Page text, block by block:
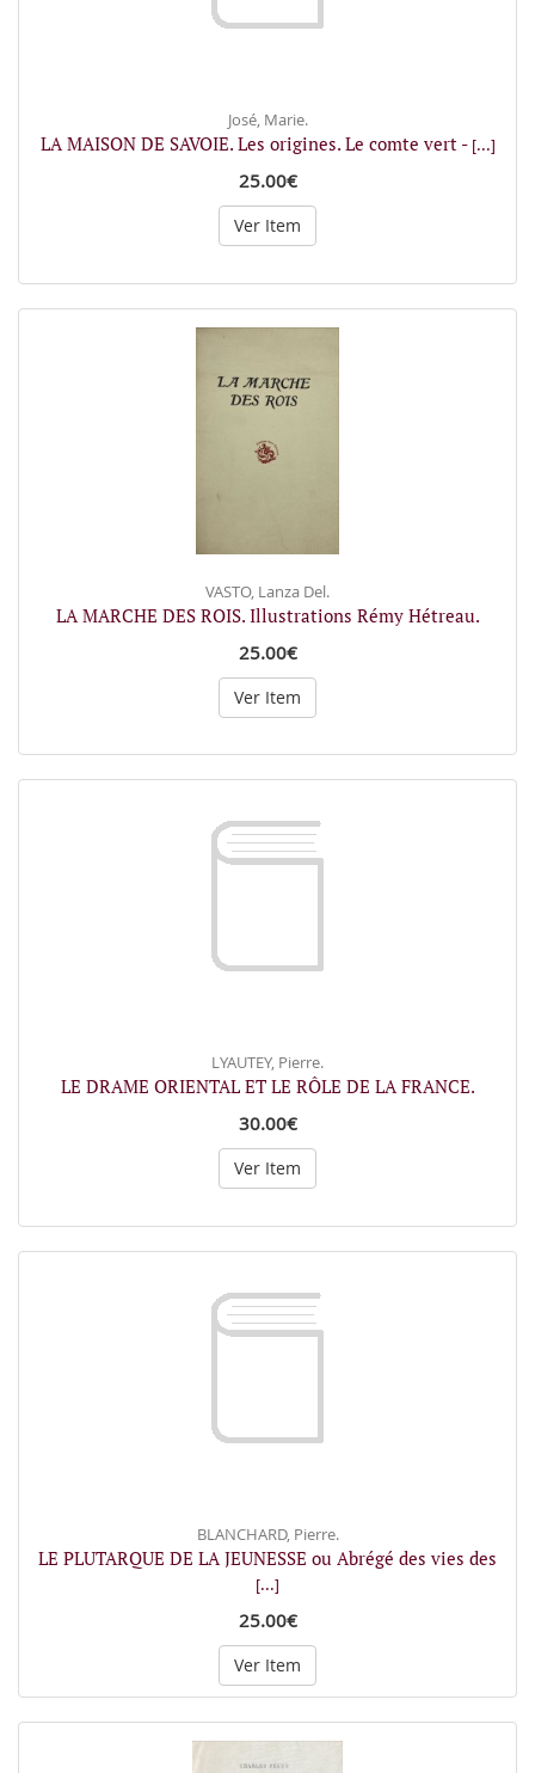
José, Marie.
LA MAISON DE SAVOIE. Les origines. Le comte vert - [...]
25.00€
Ver Item
VASTO, Lanza Del.
LA MARCHE DES ROIS. Illustrations Rémy Hétreau.
25.00€
Ver Item
LYAUTEY, Pierre.
LE DRAME ORIENTAL ET LE RÔLE DE LA FRANCE.
30.00€
Ver Item
BLANCHARD, Pierre.
LE PLUTARQUE DE LA JEUNESSE ou Abrégé des vies des
[...]
25.00€
Ver Item